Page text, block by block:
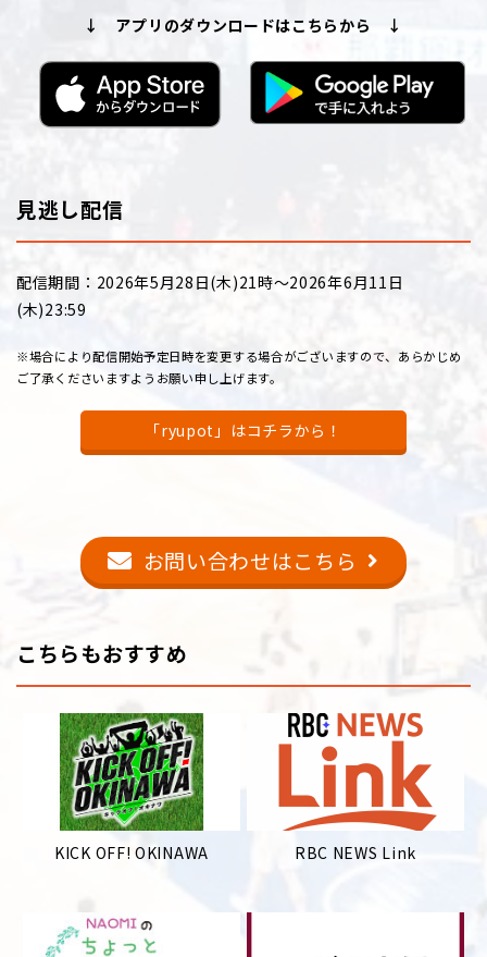
↓ アプリのダウンロードはこちらから ↓
見逃し配信
配信期間：2026年5月28日(木)21時～2026年6月11日
(木)23:59
※場合により配信開始予定日時を変更する場合がございますので、あらかじめ
ご了承くださいますようお願い申し上げます。
「ryupot」はコチラから！
お問い合わせはこちら
こちらもおすすめ
KICK OFF! OKINAWA RBC NEWS Link